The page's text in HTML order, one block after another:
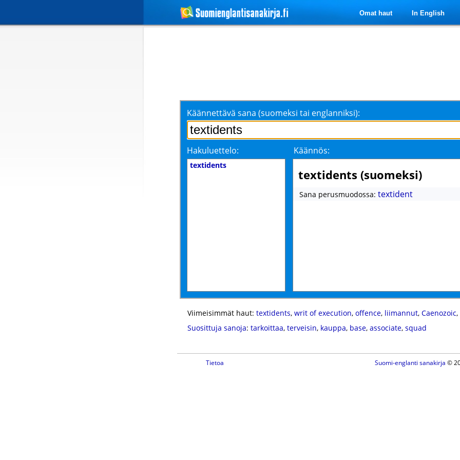
Omat haut In English
Käännettävä sana (suomeksi tai englanniksi):
Hakuluettelo: Käännös:
textidents
textidents (suomeksi)
Sana perusmuodossa: textident
Viimeisimmät haut: textidents, writ of execution, offence, liimannut, Caenozoic,
Suosittuja sanoja: tarkoittaa, terveisin, kauppa, base, associate, squad
Tietoa Suomi-englanti sanakirja ©